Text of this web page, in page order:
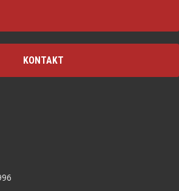
KONTAKT